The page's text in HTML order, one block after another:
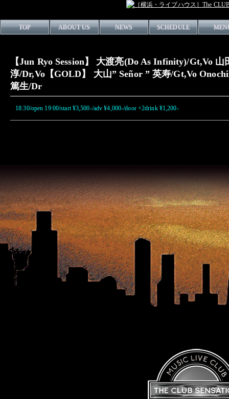
TOP ABOUT US NEWS SCHEDULE
【Jun Ryo Session】 大渡亮(Do As Infinity)/Gt,Vo
淳/Dr,Vo【GOLD】 大山” Señor ” 英寿/Gt,Vo
篤生/Dr
18:30/open 19:00/start ¥3,500-/adv ¥4,000-/door +2drink ¥1,200-